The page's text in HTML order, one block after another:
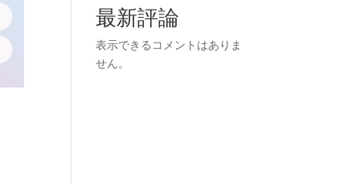
最新評論
表示できるコメントはありま
せん。